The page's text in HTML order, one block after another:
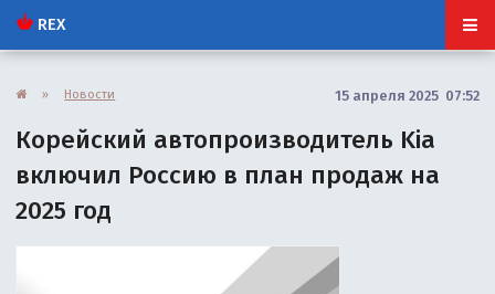
REX
» Новости 15 апреля 2025 07:52
Корейский автопроизводитель Kia
включил Россию в план продаж на
2025 год